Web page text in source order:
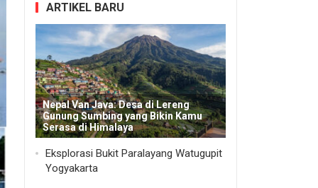
ARTIKEL BARU
Nepal Van Java: Desa di Lereng
Gunung Sumbing yang Bikin Kamu
Serasa di Himalaya
Eksplorasi Bukit Paralayang Watugupit
Yogyakarta